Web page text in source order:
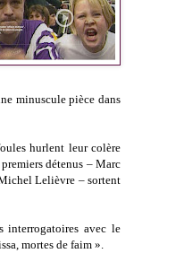
minuscule pièce dans
hurlent leur colère
détenus – Marc
Lelièvre – sortent
interrogatoires avec le
mortes de faim ».